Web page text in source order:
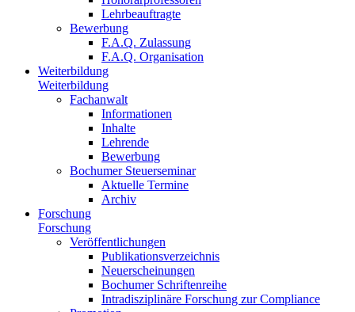
Lehrbeauftragte
Bewerbung
F.A.Q. Zulassung
F.A.Q. Organisation
Weiterbildung
Weiterbildung
Fachanwalt
Informationen
Inhalte
Lehrende
Bewerbung
Bochumer Steuerseminar
Aktuelle Termine
Archiv
Forschung
Forschung
Veröffentlichungen
Publikationsverzeichnis
Neuerscheinungen
Bochumer Schriftenreihe
Intradisziplinäre Forschung zur Compliance